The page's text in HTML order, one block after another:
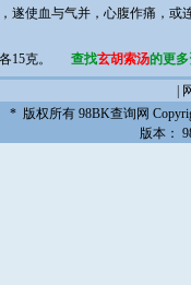
遂使血与气并，心腹作痛，
15克。
查找玄胡索汤的更
* 版权所有 98BK查询网
版本：